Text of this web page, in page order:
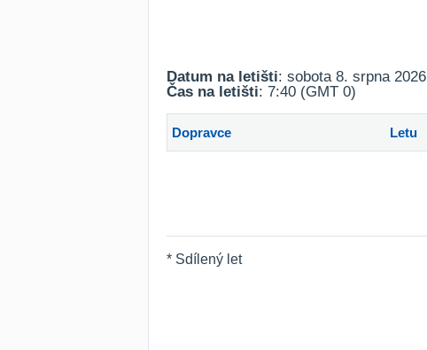
Datum na letišti: sobota 8. srpna 2026
Čas na letišti: 7:40 (GMT 0)
Dopravce Letu
* Sdílený let